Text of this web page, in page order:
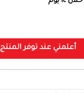
أعلمني عند توفر المنتج